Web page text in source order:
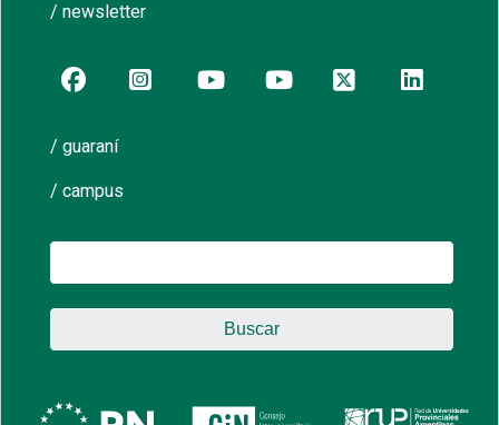
/ newsletter
/ guaraní
/ campus
Buscar: